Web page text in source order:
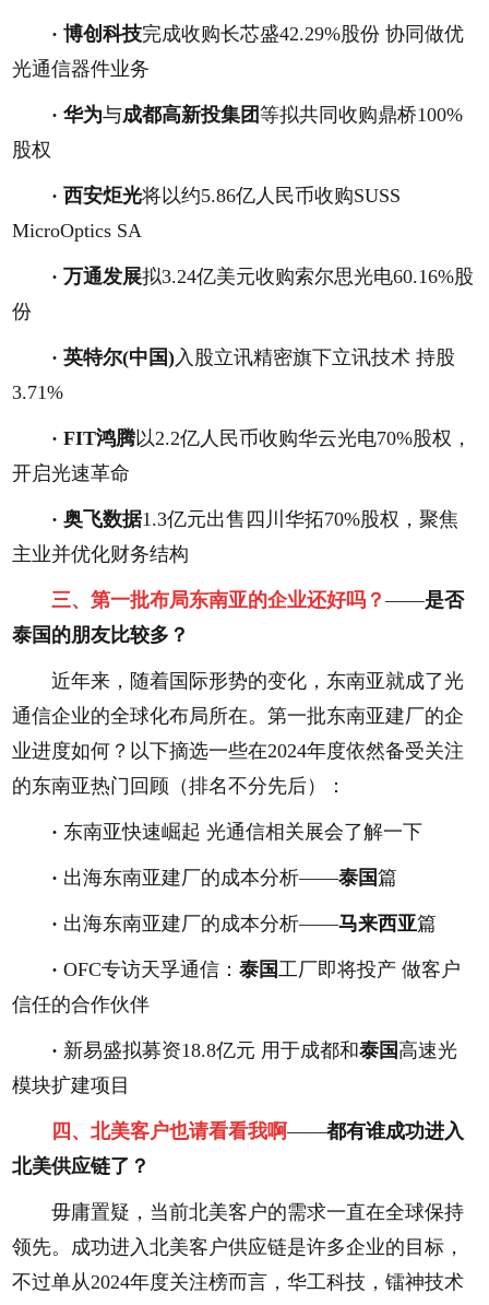
·博创科技完成收购长芯盛42.29%股份 协同做优
光通信器件业务
·华为与成都高新投集团等拟共同收购鼎桥100%
股权
·西安炬光将以约5.86亿人民币收购SUSS
MicroOptics SA
·万通发展拟3.24亿美元收购索尔思光电60.16%股
份
·英特尔(中国)入股立讯精密旗下立讯技术 持股
3.71%
·FIT鸿腾以2.2亿人民币收购华云光电70%股权，
开启光速革命
·奥飞数据1.3亿元出售四川华拓70%股权，聚焦
主业并优化财务结构
三、第一批布局东南亚的企业还好吗？——是否
泰国的朋友比较多？
近年来，随着国际形势的变化，东南亚就成了光
通信企业的全球化布局所在。第一批东南亚建厂的企
业进度如何？以下摘选一些在2024年度依然备受关注
的东南亚热门回顾（排名不分先后）：
· 东南亚快速崛起 光通信相关展会了解一下
· 出海东南亚建厂的成本分析——泰国篇
· 出海东南亚建厂的成本分析——马来西亚篇
·OFC专访天孚通信：泰国工厂即将投产 做客户
信任的合作伙伴
· 新易盛拟募资18.8亿元 用于成都和泰国 高速光
模块扩建项目
四、北美客户也请看看我啊——都有谁成功进入
北美供应链了？
毋庸置疑，当前北美客户的需求一直在全球保持
领先。成功进入北美客户供应链是许多企业的目标，
不过单从2024年度关注榜而言，华工科技，镭神技术